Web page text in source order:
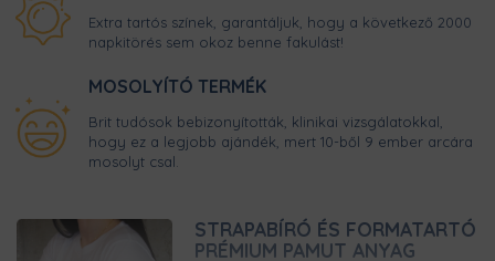
Extra tartós színek, garantáljuk, hogy a következő 2000
napkitörés sem okoz benne fakulást!
MOSOLYÍTÓ TERMÉK
Brit tudósok bebizonyították, klinikai vizsgálatokkal,
hogy ez a legjobb ajándék, mert 10-ből 9 ember arcára
mosolyt csal.
STRAPABÍRÓ ÉS FORMATARTÓ
PRÉMIUM PAMUT ANYAG